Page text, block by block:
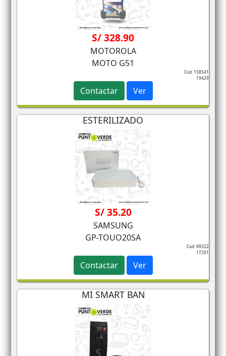
S/ 328.90
MOTOROLA
MOTO G51
Cod: 158541
19429
Contactar Ver
ESTERILIZADO
S/ 35.20
SAMSUNG
GP-TOUO20SA
Cod: 99322
17291
Contactar Ver
MI SMART BAN